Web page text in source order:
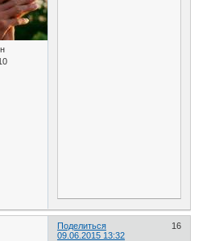
Поделиться
16
09.06.2015 13:32